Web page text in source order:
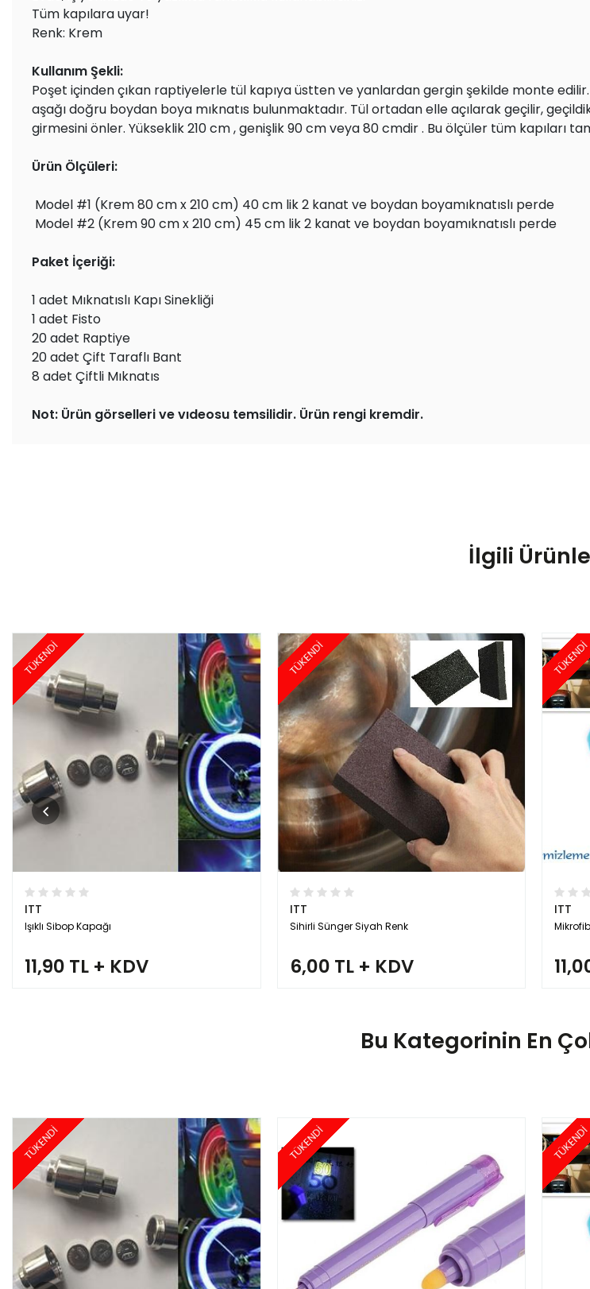
Tüm kapılara uyar!
Renk: Krem
Kullanım Şekli:
Poşet içinden çıkan raptiyelerle tül kapıya üstten ve yanlardan gergin şekilde monte
aşağı doğru boydan boya mıknatıs bulunmaktadır. Tül ortadan elle açılarak geçilir,
girmesini önler. Yükseklik 210 cm , genişlik 90 cm veya 80 cmdir . Bu ölçüler tüm kapıları
Ürün Ölçüleri:
Model #1 (Krem 80 cm x 210 cm) 40 cm lik 2 kanat ve boydan boyamıknatıslı perde
Model #2 (Krem 90 cm x 210 cm) 45 cm lik 2 kanat ve boydan boyamıknatıslı perde
Paket İçeriği:
1 adet Mıknatıslı Kapı Sinekliği
1 adet Fisto
20 adet Raptiye
20 adet Çift Taraflı Bant
8 adet Çiftli Mıknatıs
Not: Ürün görselleri ve vıdeosu temsilidir. Ürün rengi kremdir.
İlgili
TÜKENDİ
ITT
Işıklı Sibop Kapağı
11,90 TL + KDV
TÜKENDİ
ITT
Sihirli Sünger Siyah Renk
6,00 TL + KDV
TÜKENDİ
ITT
Bu Kategorinin En
TÜKENDİ TÜKENDİ TÜKENDİ